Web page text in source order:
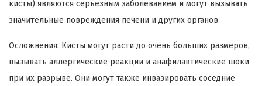
кисты) являются серьезным заболеванием и могут вызывать
значительные повреждения печени и других органов.
Осложнения: Кисты могут расти до очень больших размеров,
вызывать аллергические реакции и анафилактические шоки
при их разрыве. Они могут также инвазировать соседние